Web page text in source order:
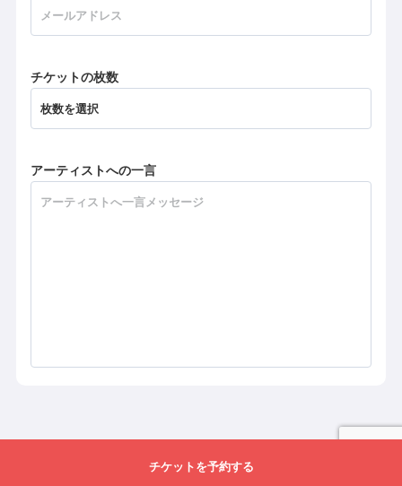
チケットを予約する
チケットの枚数
アーティストへの一言